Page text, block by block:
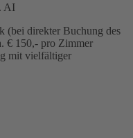
AI
(bei direkter Buchung des
€ 150,- pro Zimmer
mit vielfältiger